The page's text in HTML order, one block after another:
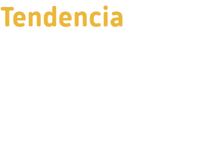
Tendencia